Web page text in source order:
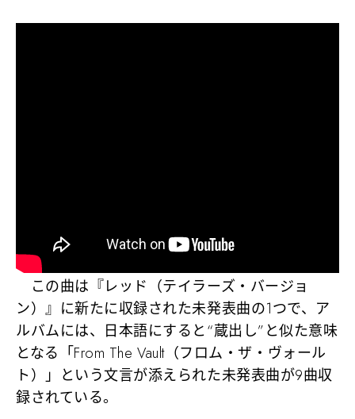
この曲は『レッド（テイラーズ・バージョ
ン）』に新たに収録された未発表曲の1つで、ア
ルバムには、日本語にすると“蔵出し”と似た意味
となる「From The Vault（フロム・ザ・ヴォール
ト）」という文言が添えられた未発表曲が9曲収
録されている。